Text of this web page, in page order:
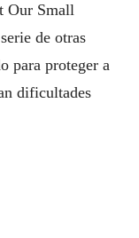
Our Small
de otras
para proteger a
dificultades